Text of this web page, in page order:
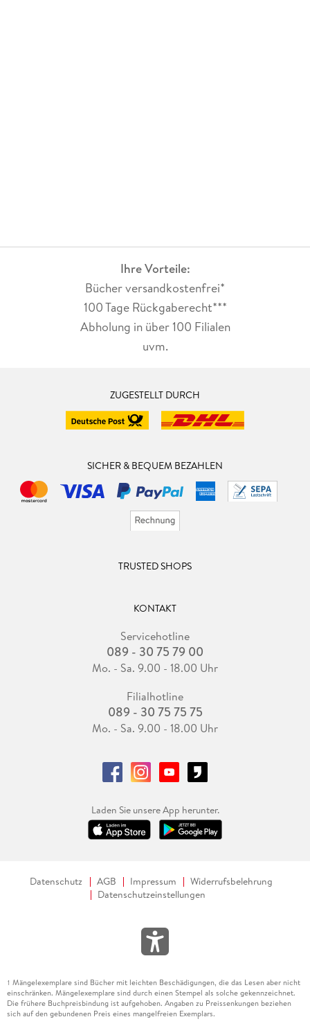
Ihre Vorteile:
Bücher versandkostenfrei*
100 Tage Rückgaberecht***
Abholung in über 100 Filialen
uvm.
ZUGESTELLT DURCH
SICHER & BEQUEM BEZAHLEN
TRUSTED SHOPS
KONTAKT
Servicehotline
089 - 30 75 79 00
Mo. - Sa. 9.00 - 18.00 Uhr
Filialhotline
089 - 30 75 75 75
Mo. - Sa. 9.00 - 18.00 Uhr
Laden Sie unsere App herunter.
Datenschutz AGB Impressum
Widerrufsbelehrung
Datenschutzeinstellungen
1 Mängelexemplare sind Bücher mit leichten Beschädigungen, die das Lesen aber nicht
einschränken. Mängelexemplare sind durch einen Stempel als solche gekennzeichnet.
Die frühere Buchpreisbindung ist aufgehoben. Angaben zu Preissenkungen beziehen
sich auf den gebundenen Preis eines mangelfreien Exemplars.